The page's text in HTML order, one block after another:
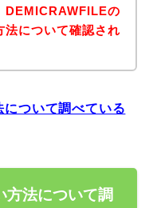
DEMICRAWFILEの
法について確認され
ついて調べている
方法について調